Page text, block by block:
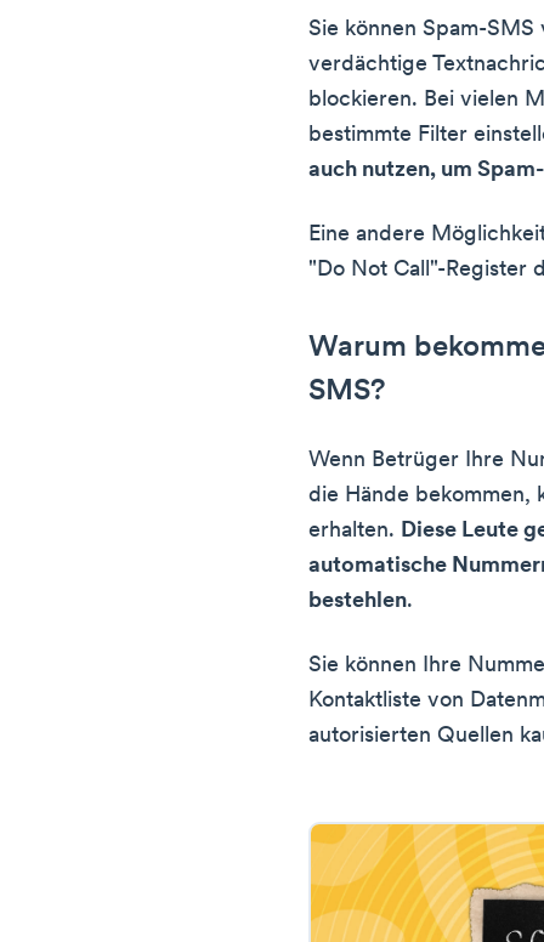
Sie können Spam-
verdächtige
blockieren. Bei vielen
bestimmte Filter
auch nutzen, um
Eine andere
"Do Not Call"-Register
Warum
SMS?
Wenn Betrüger Ihre
die Hände bekommen,
erhalten. Diese Leute
automatische
bestehlen.
Sie können Ihre
Kontaktliste von
autorisierten Quellen